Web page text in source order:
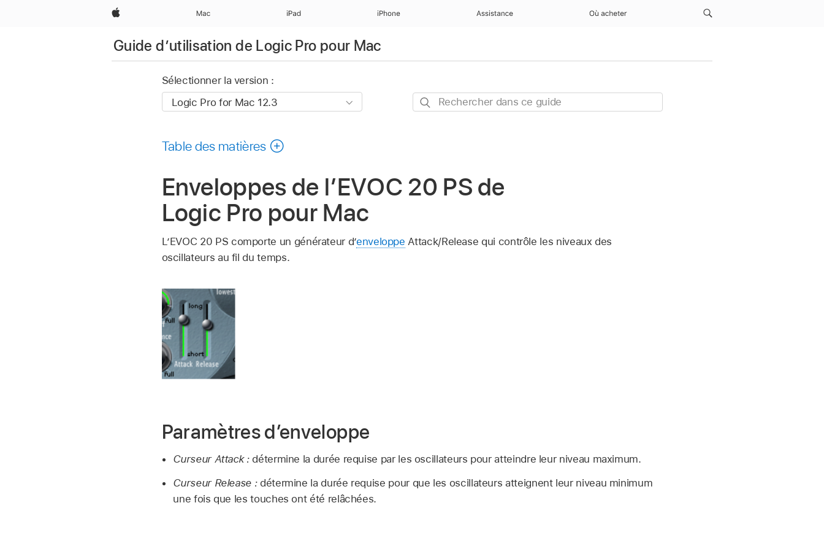
Apple Mac iPad iPhone Assistance Où acheter
Guide d’utilisation de Logic Pro pour Mac
Sélectionner la version :
Rechercher
Table des matières
Enveloppes de l’EVOC 20 PS de
Logic Pro pour Mac
L’EVOC 20 PS comporte un générateur d’enveloppe Attack/Release qui contrôle les niveaux des
oscillateurs au fil du temps.
Paramètres d’enveloppe
Curseur Attack :détermine la durée requise par les oscillateurs pour atteindre leur niveau maximum.
Curseur Release :détermine la durée requise pour que les oscillateurs atteignent leur niveau minimum
une fois que les touches ont été relâchées.